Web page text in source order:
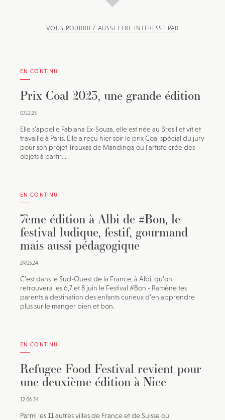
VOUS POURRIEZ AUSSI ÊTRE INTÉRESSÉ PAR
EN CONTINU
Prix Coal 2023, une grande édition
07.12.23
Elle s’appelle Fabiana Ex-Souza, elle est née au Brésil et vit et
travaille à Paris. Elle a reçu hier soir le prix Coal spécial du jury
pour son projet Trouxas de Mandinga où l’artiste crée des
objets à partir...
EN CONTINU
7ème édition à Albi de #Bon, le
festival ludique, festif, gourmand
mais aussi pédagogique
29.05.24
C’est dans le Sud-Ouest de la France, à Albi, qu’on
retrouvera les 6,7 et 8 juin le Festival #Bon - Ramène tes
parents à destination des enfants curieux d’en apprendre
plus sur le manger bien et bon.
EN CONTINU
Refugee Food Festival revient pour
une deuxième édition à Nice
12.06.24
Parmi les 11 autres villes de France et de Suisse où